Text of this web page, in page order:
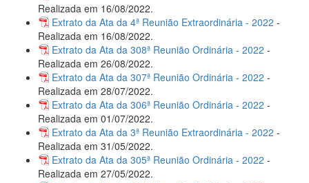
Realizada em 16/08/2022.
Extrato da Ata da 4ª Reunião Extraordinária - 2022 -
Realizada em 16/08/2022.
Extrato da Ata da 308ª Reunião Ordinária - 2022 -
Realizada em 26/08/2022.
Extrato da Ata da 307ª Reunião Ordinária - 2022 -
Realizada em 28/07/2022.
Extrato da Ata da 306ª Reunião Ordinária - 2022 -
Realizada em 01/07/2022.
Extrato da Ata da 3ª Reunião Extraordinária - 2022 -
Realizada em 31/05/2022.
Extrato da Ata da 305ª Reunião Ordinária - 2022 -
Realizada em 27/05/2022.